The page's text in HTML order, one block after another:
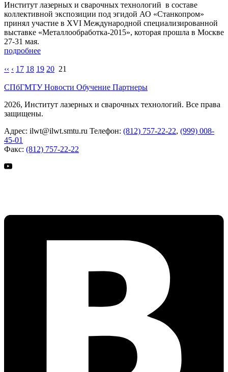
Институт лазерных и сварочных технологий в составе
коллективной экспозиции под эгидой АО «Станкопром»
принял участие в XVI Международной специализированной
выставке «Металлообработка-2015», которая прошла в Москве
27-31 мая.
подробнее
‹‹ ‹ 17 18 19 20 21
СПбГМТУНовости Обучение Партнеры
2026, Институт лазерных и сварочных технологий. Все права
защищены.
Адрес: ilwt@ilwt.smtu.ru Телефон: (812) 757-22-22, (999) 008-
45-01
Факс: (812) 757-22-22